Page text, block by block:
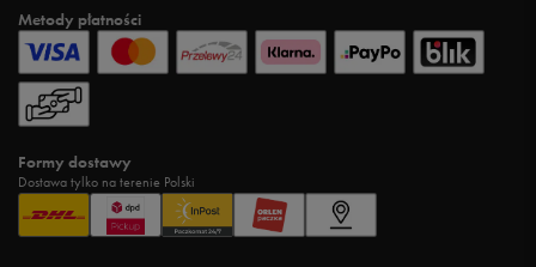
Metody płatności
Formy dostawy
Dostawa tylko na terenie Polski